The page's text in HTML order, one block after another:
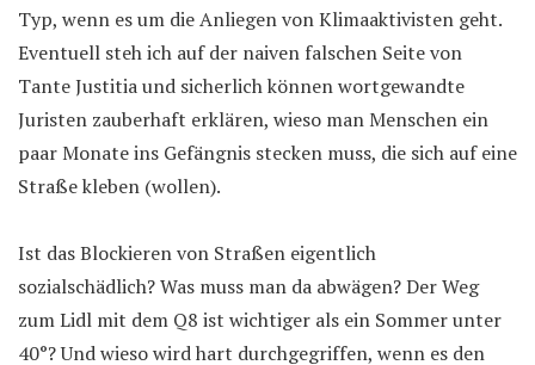
Typ, wenn es um die Anliegen von Klimaaktivisten geht.
Eventuell steh ich auf der naiven falschen Seite von
Tante Justitia und sicherlich können wortgewandte
Juristen zauberhaft erklären, wieso man Menschen ein
paar Monate ins Gefängnis stecken muss, die sich auf eine
Straße kleben (wollen).
Ist das Blockieren von Straßen eigentlich
sozialschädlich? Was muss man da abwägen? Der Weg
zum Lidl mit dem Q8 ist wichtiger als ein Sommer unter
40°? Und wieso wird hart durchgegriffen, wenn es den